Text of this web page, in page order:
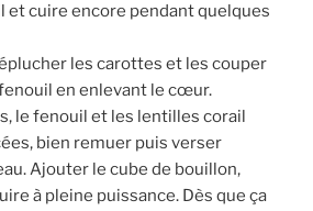
et cuire encore pendant quelques
les carottes et les couper
en enlevant le cœur.
le fenouil et les lentilles corail
bien remuer puis verser
Ajouter le cube de bouillon,
à pleine puissance. Dès que ça